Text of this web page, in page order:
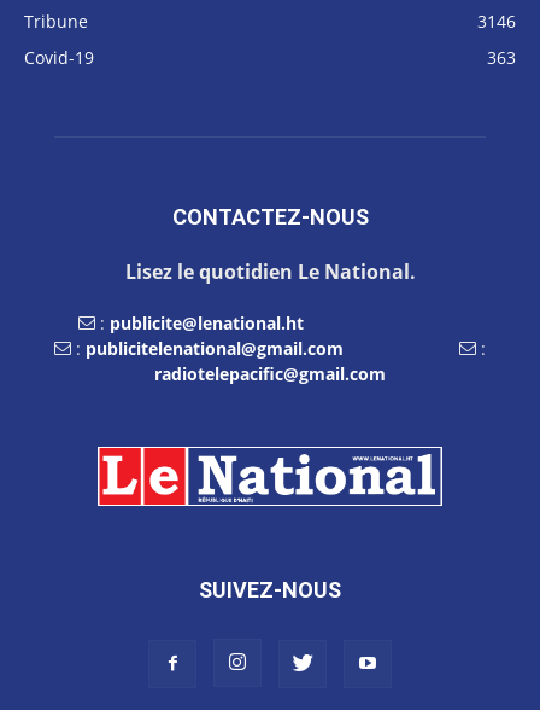
Tribune
3146
Covid-19
363
CONTACTEZ-NOUS
Lisez le quotidien Le National.
: publicite@lenational.ht
: publicitelenational@gmail.com
:
radiotelepacific@gmail.com
SUIVEZ-NOUS